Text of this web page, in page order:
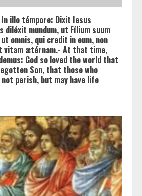
In illo témpore: Dixit Iesus
diléxit mundum, ut Fílium suum
omnis, qui credit in eum, non
vitam ætérnam.- At that time,
God so loved the world that
Son, that those who
not perish, but may have life